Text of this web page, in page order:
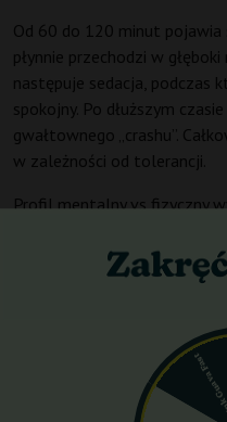
Od 60 do 120 minut
płynnie przechodzi w
następuje sedacja, podczas
spokojny. Po dłuższym
gwałtownego „crashu”.
w zależności od tolerancji.
Profil mentalny vs fizyczny
fizyczny. Poziom sedacji w
ale początkowo średni.
ponieważ może poprawić
tym, że początkowo może
przyjemnościach), później
pierwszych minutach
Pink Guava Fast